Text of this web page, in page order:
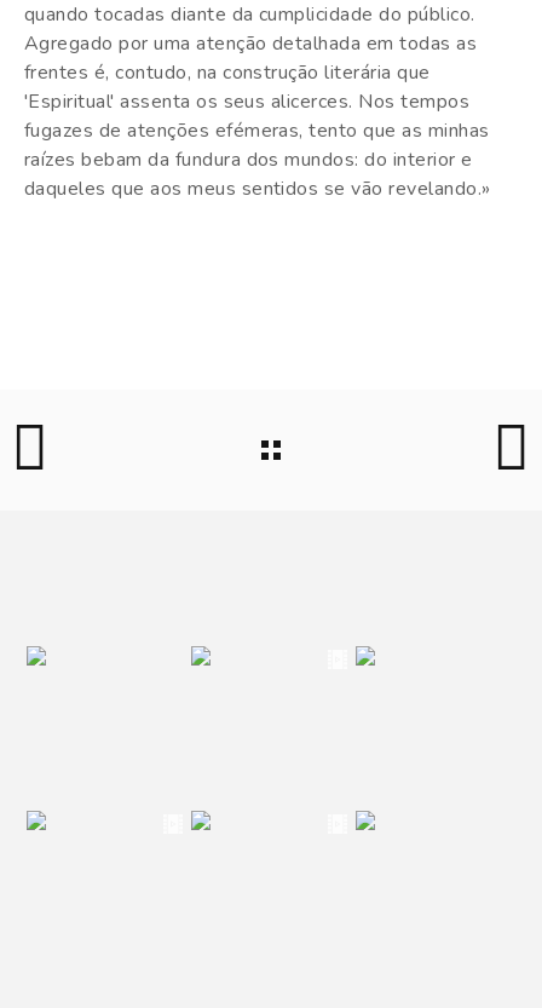
quando tocadas diante da cumplicidade do público.
Agregado por uma atenção detalhada em todas as
frentes é, contudo, na construção literária que
'Espiritual' assenta os seus alicerces. Nos tempos
fugazes de atenções efémeras, tento que as minhas
raízes bebam da fundura dos mundos: do interior e
daqueles que aos meus sentidos se vão revelando.»